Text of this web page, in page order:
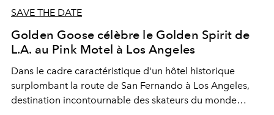
SAVE THE DATE
Golden Goose célèbre le Golden Spirit de
L.A. au Pink Motel à Los Angeles
Dans le cadre caractéristique d'un hôtel historique
surplombant la route de San Fernando à Los Angeles,
destination incontournable des skateurs du monde